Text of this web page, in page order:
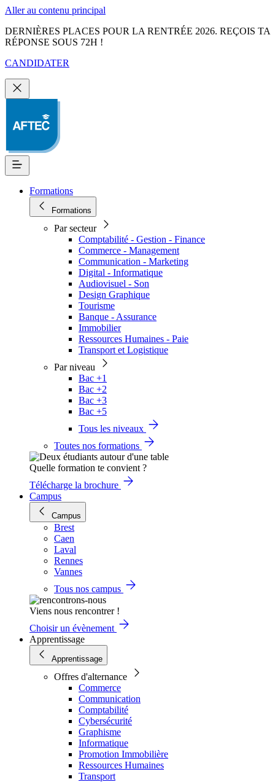
Aller au contenu principal
DERNIÈRES PLACES POUR LA RENTRÉE 2026. REÇOIS TA
RÉPONSE SOUS 72H !
CANDIDATER
Formations
Formations
Par secteur
Comptabilité - Gestion - Finance
Commerce - Management
Communication - Marketing
Digital - Informatique
Audiovisuel - Son
Design Graphique
Tourisme
Banque - Assurance
Immobilier
Ressources Humaines - Paie
Transport et Logistique
Par niveau
Bac +1
Bac +2
Bac +3
Bac +5
Tous les niveaux
Toutes nos formations
Quelle formation te convient ?
Télécharge la brochure
Campus
Campus
Brest
Caen
Laval
Rennes
Vannes
Tous nos campus
Viens nous rencontrer !
Choisir un évènement
Apprentissage
Apprentissage
Offres d'alternance
Commerce
Communication
Comptabilité
Cybersécurité
Graphisme
Informatique
Promotion Immobilière
Ressources Humaines
Transport